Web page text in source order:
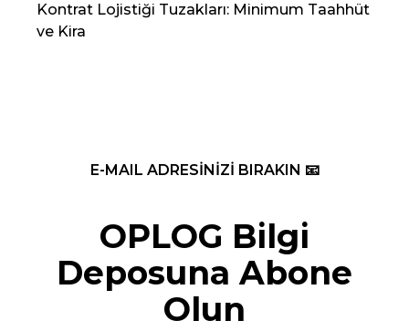
Kontrat Lojistiği Tuzakları: Minimum Taahhüt
ve Kira
E-MAIL ADRESİNİZİ BIRAKIN 📧
OPLOG Bilgi
Deposuna Abone
Olun